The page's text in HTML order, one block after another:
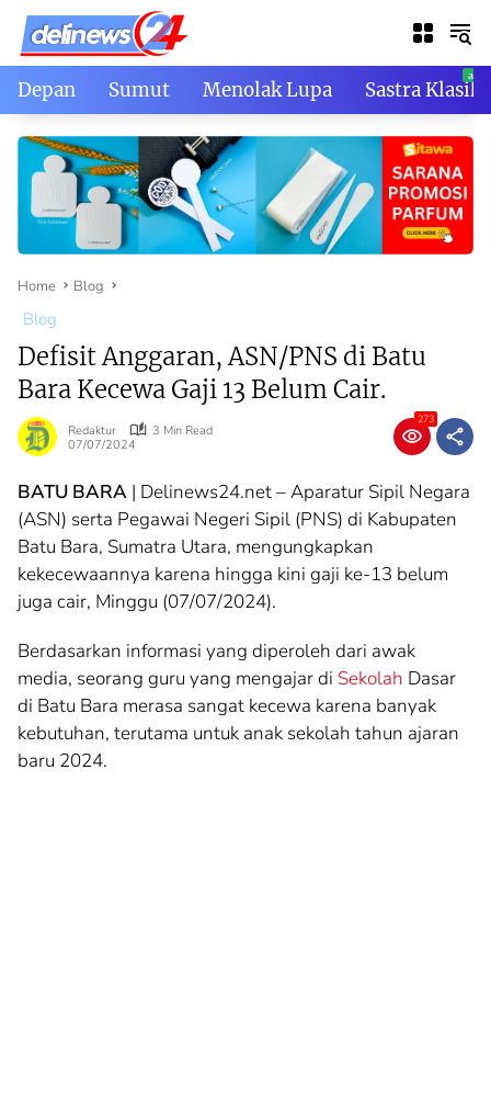
Skip
content
Depan Sumut Menolak Lupa Sastra Klasik
Home Blog
Blog
Defisit Anggaran, ASN/PNS di Batu
Bara Kecewa Gaji 13 Belum Cair.
Redaktur
3 Min Read
07/07/2024
273
BATU BARA | Delinews24.net – Aparatur Sipil Negara
(ASN) serta Pegawai Negeri Sipil (PNS) di Kabupaten
Batu Bara, Sumatra Utara, mengungkapkan
kekecewaannya karena hingga kini gaji ke-13 belum
juga cair, Minggu (07/07/2024).
Berdasarkan informasi yang diperoleh dari awak
media, seorang guru yang mengajar di Sekolah Dasar
di Batu Bara merasa sangat kecewa karena banyak
kebutuhan, terutama untuk anak sekolah tahun ajaran
baru 2024.